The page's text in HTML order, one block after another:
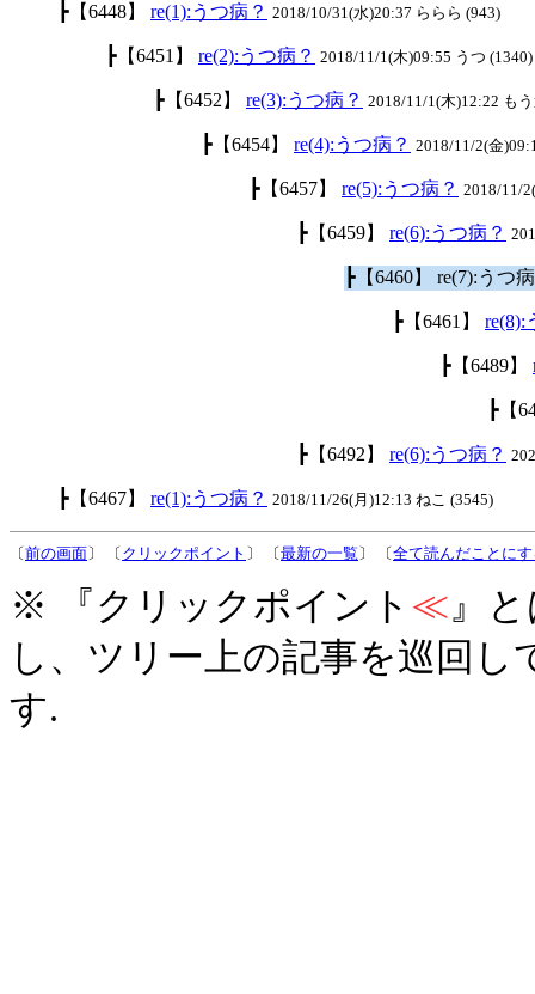
┣【6448】 re(1):うつ病？ 2018/10/31(水)20:37 ららら (943)
┣【6451】 re(2):うつ病？ 2018/11/1(木)09:55 うつ (1340)
┣【6452】 re(3):うつ病？ 2018/11/1(木)12:22 も
┣【6454】 re(4):うつ病？ 2018/11/2(金
┣【6457】 re(5):うつ病？ 2018/11/
┣【6459】 re(6):うつ病？
┣【6460】 re(7):うつ
┣【6461】 re(8):
┣【6489】
┣【
┣【6492】 re(6):うつ病？
┣【6467】 re(1):うつ病？ 2018/11/26(月)12:13 ねこ (3545)
〔前の画面〕 〔 クリックポイント 〕 〔最新の一覧 〕 〔全て読んだことに
※ 『クリックポイント ≪』
し、ツリー上の記事を巡回
す.